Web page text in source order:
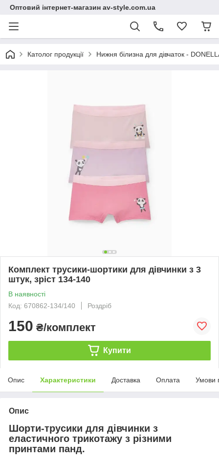
Оптовий інтернет-магазин av-style.com.ua
Католог продукції Нижня білизна для дівчаток -
Комплект трусики-шортики для дівчинки з 3
штук, зріст 134-140
В наявності
Код: 670862-134/140
Роздріб
150 ₴/комплект
Купити
Опис Характеристики Доставка Оплата Умови
Опис
Шорти-трусики для дівчинки з
еластичного трикотажу з різними
принтами панд.